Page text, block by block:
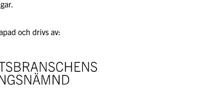
och drivs av: